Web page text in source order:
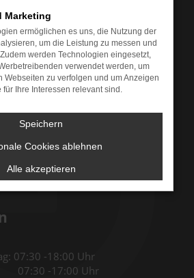
07:30 -18:00 Uhr
-17:00 Uhr
Marketing
ermöglichen es uns, die Nutzung der
um die Leistung zu messen und
werden Technologien eingesetzt,
verwendet werden, um
Webseiten zu verfolgen und um Anzeigen
für Ihre Interessen relevant sind.
Speichern
Cookies ablehnen
Alle akzeptieren